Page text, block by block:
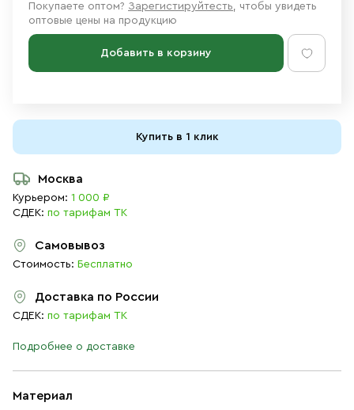
Материал
Покупаете оптом? Зарегистируйтесть, чтобы увидеть
оптовые цены на продукцию
Добавить в корзину
Купить в 1 клик
Москва
Курьером: 1 000 ₽
СДЕК: по тарифам ТК
Самовывоз
Стоимость: Бесплатно
Доставка по России
СДЕК: по тарифам ТК
Подробнее о доставке